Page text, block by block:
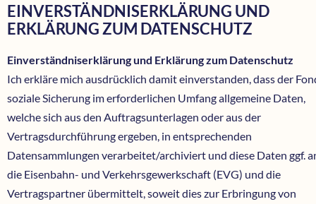
EINVERSTÄNDNISERKLÄRUNG UND
ERKLÄRUNG ZUM DATENSCHUTZ
Einverständniserklärung und Erklärung zum Datenschutz
Ich erkläre mich ausdrücklich damit einverstanden, dass der
soziale Sicherung im erforderlichen Umfang allgemeine Daten,
welche sich aus den Auftragsunterlagen oder aus der
Vertragsdurchführung ergeben, in entsprechenden
Datensammlungen verarbeitet/archiviert und diese Daten ggf.
die Eisenbahn- und Verkehrsgewerkschaft (EVG) und die
Vertragspartner übermittelt, soweit dies zur Erbringung von